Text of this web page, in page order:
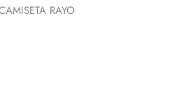
RAYO